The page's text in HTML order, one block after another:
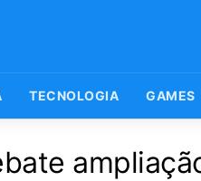
TECNOLOGIA GAMES